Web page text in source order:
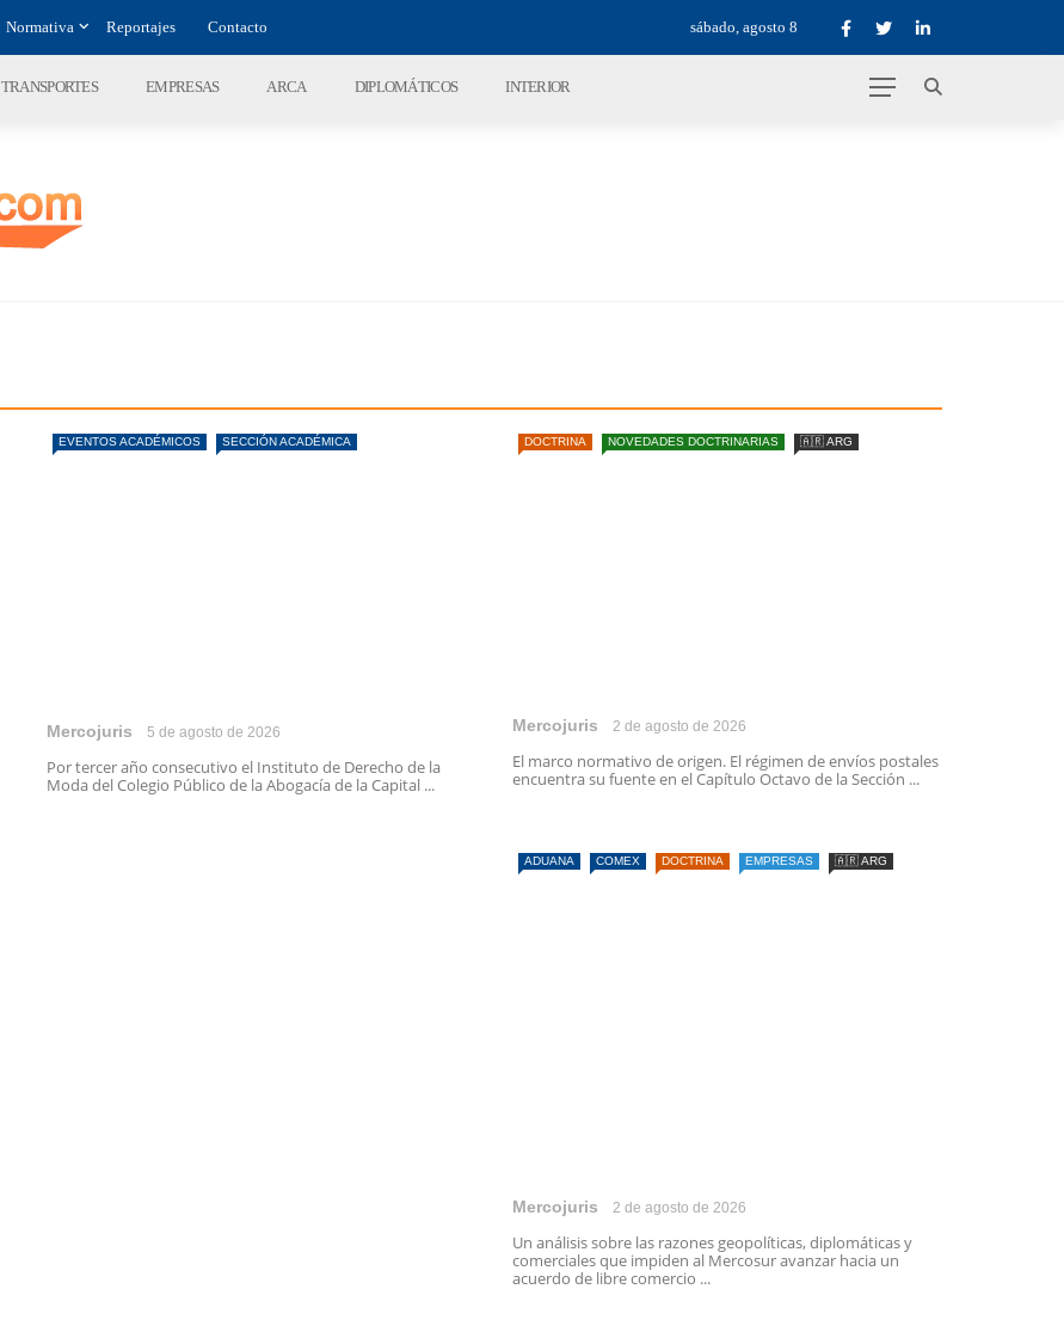
Normativa Reportajes Contacto sábado, agosto 8
TRANSPORTES EMPRESAS ARCA DIPLOMÁTICOS INTERIOR
EVENTOS ACADÉMICOS SECCIÓN ACADÉMICA
Mercojuris 5 de agosto de 2026
Por tercer año consecutivo el Instituto de Derecho de la
Moda del Colegio Público de la Abogacía de la Capital ...
DOCTRINA NOVEDADES DOCTRINARIAS 🇦🇷 ARG
Mercojuris 2 de agosto de 2026
El marco normativo de origen. El régimen de envíos postales
encuentra su fuente en el Capítulo Octavo de la Sección ...
ADUANA COMEX DOCTRINA EMPRESAS 🇦🇷 ARG
Mercojuris 2 de agosto de 2026
Un análisis sobre las razones geopolíticas, diplomáticas y
comerciales que impiden al Mercosur avanzar hacia un
acuerdo de libre comercio ...